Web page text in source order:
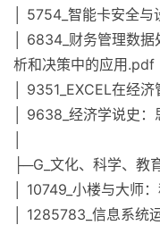
│ 5754_智能卡安全
│ 6834_财务管理数
析和决策中的应用.pdf
│ 9351_EXCEL在经
│ 9638_经济学说史
├─G_文化、科学、教
│ 10749_小楼与大师
│ 1285783_信息系统